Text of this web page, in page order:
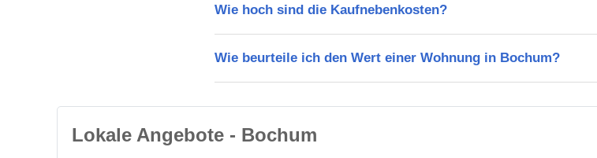
Wie hoch sind die Kaufnebenkosten?
Wie beurteile ich den Wert einer Wohnung in Bochum?
Lokale Angebote - Bochum